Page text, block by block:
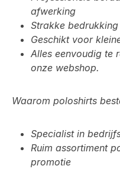
afwerking
Strakke
Geschikt voor
Alles eenvoudig te
onze webshop.
Waarom poloshirts
Specialist in
Ruim assortiment
promotie